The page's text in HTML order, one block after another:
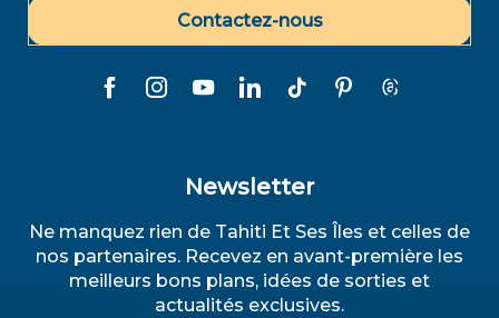
Contactez-nous
Newsletter
Ne manquez rien de Tahiti Et Ses Îles et celles de
nos partenaires. Recevez en avant-première les
meilleurs bons plans, idées de sorties et
actualités exclusives.